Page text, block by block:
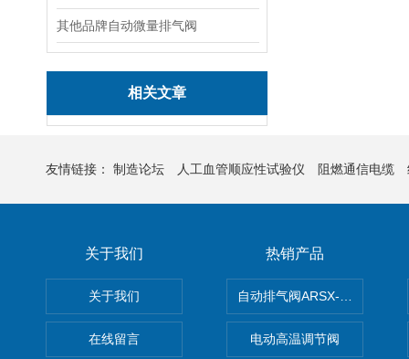
其他品牌自动微量排气阀
相关文章
友情链接： 制造论坛 人工血管顺应性试验仪 阻燃通信电缆
关于我们
关于我们
在线留言
热销产品
自动排气阀ARSX-0015/
电动高温调节阀